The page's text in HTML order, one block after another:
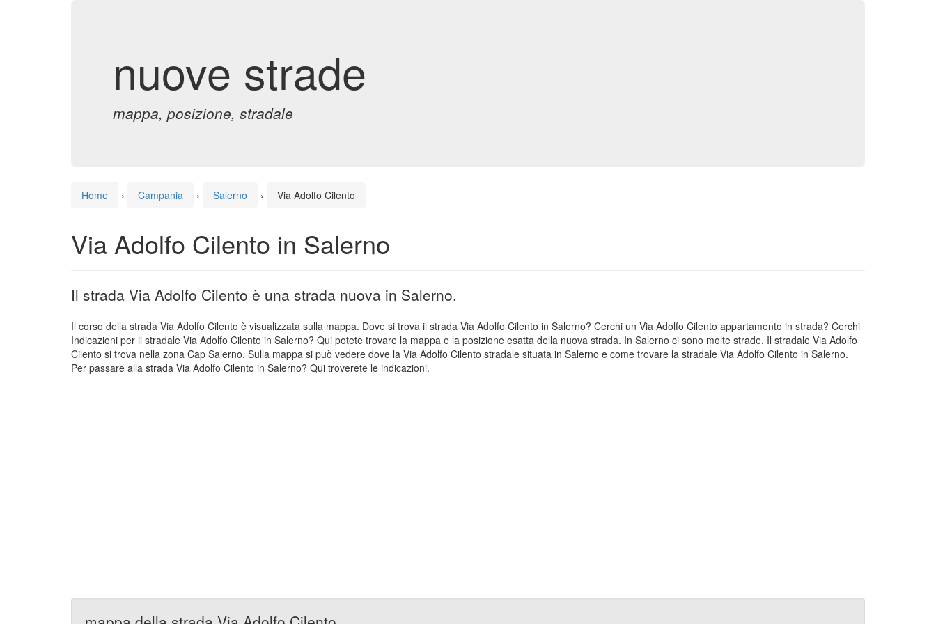
nuove strade
mappa, posizione, stradale
Home › Campania › Salerno › Via Adolfo Cilento
Via Adolfo Cilento in Salerno
Il strada Via Adolfo Cilento è una strada nuova in Salerno.
Il corso della strada Via Adolfo Cilento è visualizzata sulla mappa. Dove si trova il strada Via Adolfo Cilento in Salerno? Cerchi un Via Adolfo Cilento appartamento in strada? Cerchi
Indicazioni per il stradale Via Adolfo Cilento in Salerno? Qui potete trovare la mappa e la posizione esatta della nuova strada. In Salerno ci sono molte strade. Il stradale Via Adolfo
Cilento si trova nella zona Cap Salerno. Sulla mappa si può vedere dove la Via Adolfo Cilento stradale situata in Salerno e come trovare la stradale Via Adolfo Cilento in Salerno.
Per passare alla strada Via Adolfo Cilento in Salerno? Qui troverete le indicazioni.